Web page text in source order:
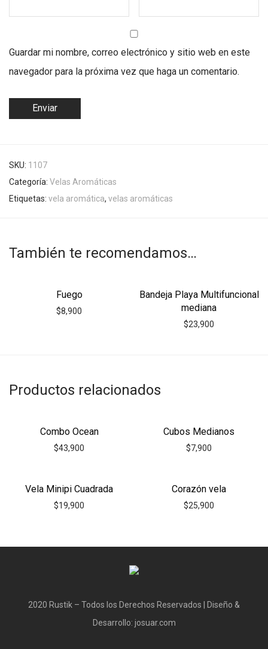
Guardar mi nombre, correo electrónico y sitio web en este
navegador para la próxima vez que haga un comentario.
SKU: 1107
Categoría: Velas Aromáticas
Etiquetas: vela aromática, velas aromáticas
También te recomendamos…
Fuego
$8,900
Bandeja Playa Multifuncional
mediana
$23,900
Productos relacionados
Combo Ocean
$43,900
Cubos Medianos
$7,900
Vela Minipi Cuadrada
$19,900
Corazón vela
$25,900
2020 Rustik – Todos los Derechos Reservados | Diseño &
Desarrollo: josuar.com